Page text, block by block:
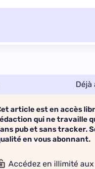
article est en accès
qui ne travaille
pub et sans tracker.
en vous abonnant.
Accédez en illimité